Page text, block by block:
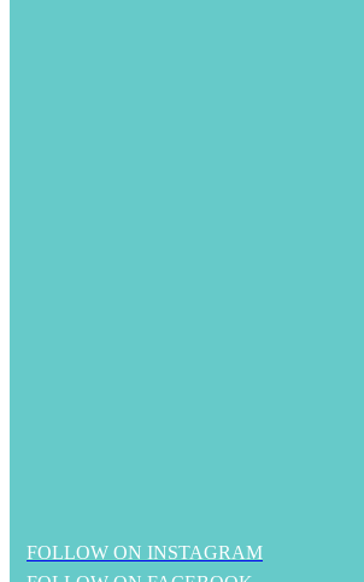
FOLLOW ON INSTAGRAM